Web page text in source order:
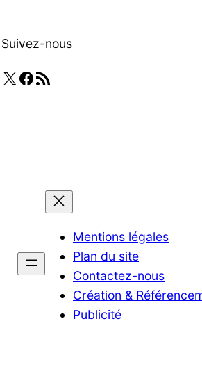
Suivez-nous
X Facebook
Flux RSS
Mentions légales
Plan du site
Contactez-nous
Création &
Publicité